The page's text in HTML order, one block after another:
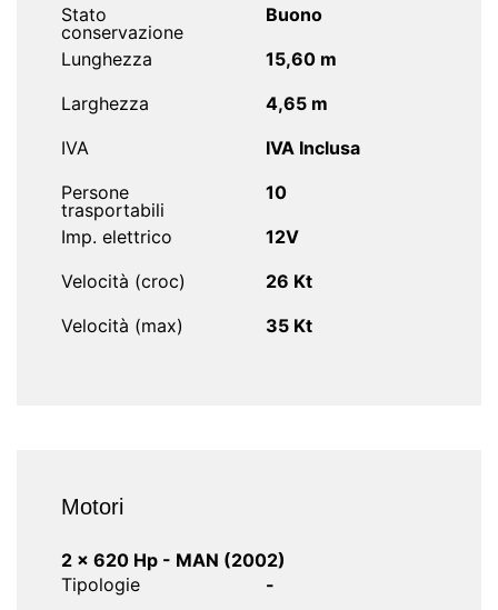
Stato
conservazione
Buono
Lunghezza
15,60 m
Larghezza
4,65 m
IVA
IVA Inclusa
Persone
trasportabili
10
Imp. elettrico
12V
Velocità (croc)
26 Kt
Velocità (max)
35 Kt
Motori
2 x 620 Hp - MAN (2002)
Tipologie
-